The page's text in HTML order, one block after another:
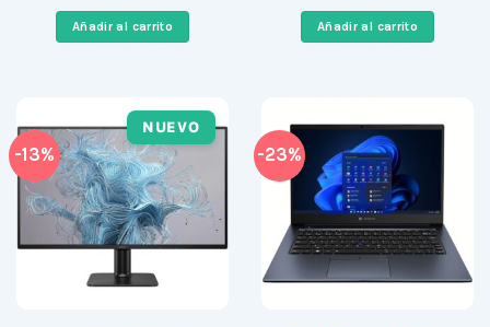
era:
1.319,80 €.
Añadir al carrito
era:
587,00 €.
es:
290,00
Añadir al carrito
-13%
NUEVO
-23%